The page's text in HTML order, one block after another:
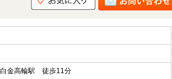
金高輪駅 徒歩11分